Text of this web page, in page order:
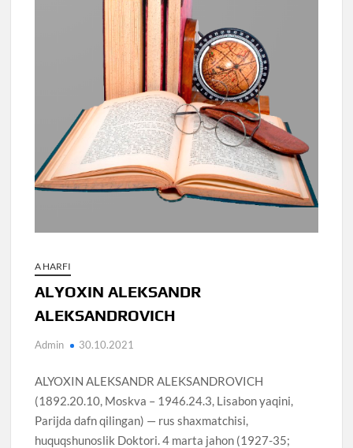
A HARFI
ALYOXIN ALEKSANDR
ALEKSANDROVICH
Admin 30.10.2021
ALYOXIN ALEKSANDR ALEKSANDROVICH
(1892.20.10, Moskva – 1946.24.3, Lisabon yaqini,
Parijda dafn qilingan) — rus shaxmatchisi,
huquqshunoslik Doktori. 4 marta jahon (1927-35;